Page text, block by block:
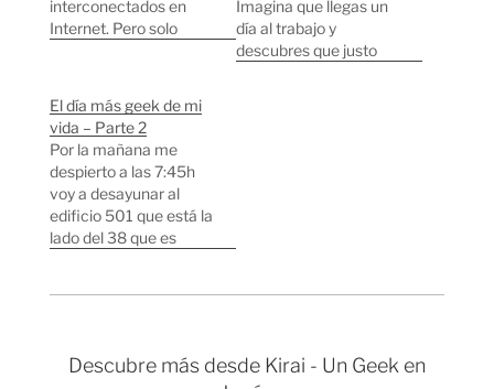
interconectados en
Internet. Pero solo
comunicarnos e
intercambiar
información. Imaginad
que todas estas
máquinas pueden
decidir en cierto
momento trabajar
como una única
compartiendo potencia
en el futuro…
Imagina que llegas un
día al trabajo y
descubres que justo
El día más geek de mi
vida – Parte 2
Por la mañana me
despierto a las 7:45h
voy a desayunar al
edificio 501 que está la
lado del 38 que es
enérgicamente sobre
Descubre más desde Kirai - Un Geek en